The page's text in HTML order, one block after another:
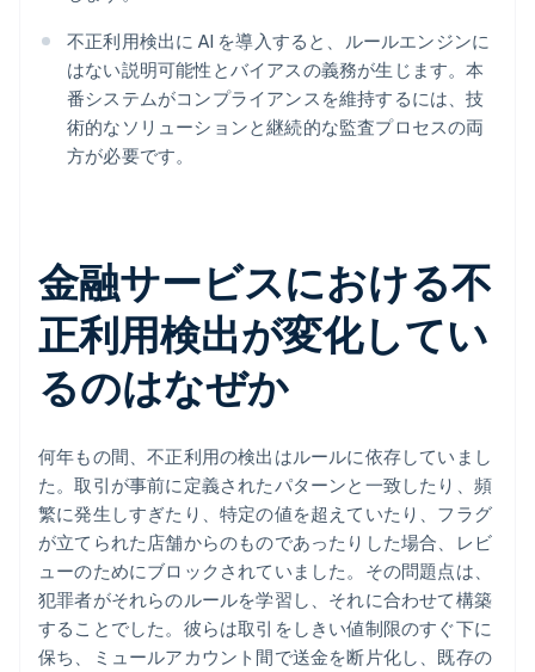
不正利用検出に AI を導入すると、ルールエンジンに
はない説明可能性とバイアスの義務が生じます。本
番システムがコンプライアンスを維持するには、技
術的なソリューションと継続的な監査プロセスの両
方が必要です。
金融サービスにおける不
正利用検出が変化してい
るのはなぜか
何年もの間、不正利用の検出はルールに依存していまし
た。取引が事前に定義されたパターンと一致したり、頻
繁に発生しすぎたり、特定の値を超えていたり、フラグ
が立てられた店舗からのものであったりした場合、レビ
ューのためにブロックされていました。その問題点は、
犯罪者がそれらのルールを学習し、それに合わせて構築
することでした。彼らは取引をしきい値制限のすぐ下に
保ち、ミュールアカウント間で送金を断片化し、既存の